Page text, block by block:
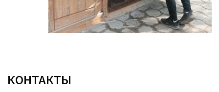
КОНТАКТЫ